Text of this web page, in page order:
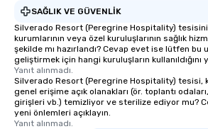
SAĞLIK VE GÜVENLIK
Silverado Resort (Peregrine Hospitality)
kurumlarının veya özel kuruluşlarının sağlık
şekilde mı hazırlandı? Cevap evet ise lütfen bu
geliştirmek için hangi kuruluşların kullanıldığını
Yanıt alınmadı.
Silverado Resort (Peregrine Hospitality) tesisi,
genel erişime açık olanakları (ör. toplantı
girişleri vb.) temizliyor ve sterilize ediyor mu?
yeni önlemleri açıklayın.
Yanıt alınmadı.